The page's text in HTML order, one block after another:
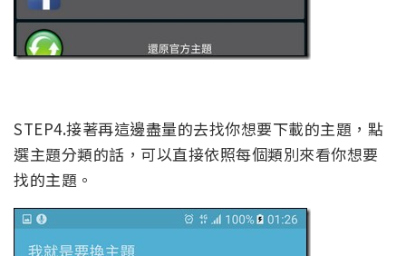
STEP4.接著再這邊盡量的去找你想要下載的主題，點
選主題分類的話，可以直接依照每個類別來看你想要
找的主題。